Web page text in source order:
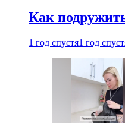
Как
1 год спустя1 год